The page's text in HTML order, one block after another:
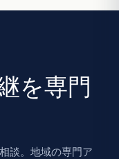
を専門
談。地域の専門ア